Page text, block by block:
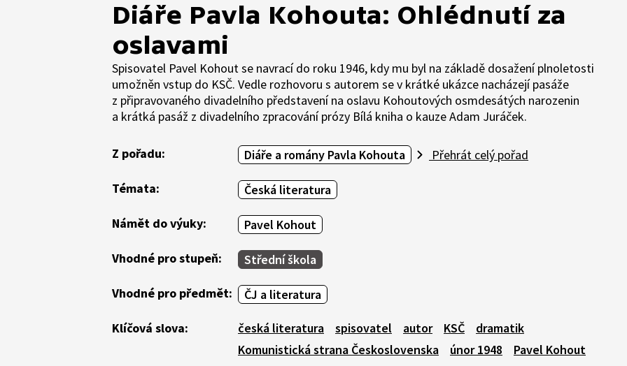
Diáře Pavla Kohouta: Ohlédnutí za
oslavami
Spisovatel Pavel Kohout se navrací do roku 1946, kdy mu byl na základě dosažení plnoletosti
umožněn vstup do KSČ. Vedle rozhovoru s autorem se v krátké ukázce nacházejí pasáže
z připravovaného divadelního představení na oslavu Kohoutových osmdesátých narozenin
a krátká pasáž z divadelního zpracování prózy Bílá kniha o kauze Adam Juráček.
Z pořadu: Diáře a romány Pavla Kohouta Přehrát celý pořad
Témata: Česká literatura
Námět do výuky: Pavel Kohout
Vhodné pro stupeň: Střední škola
Vhodné pro předmět: ČJ a literatura
Klíčová slova: česká literatura spisovatel autor KSČ
dramatik
Komunistická strana Československa
únor 1948 Pavel Kohout